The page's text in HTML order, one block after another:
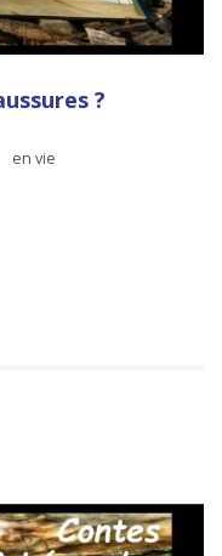
?
en vie